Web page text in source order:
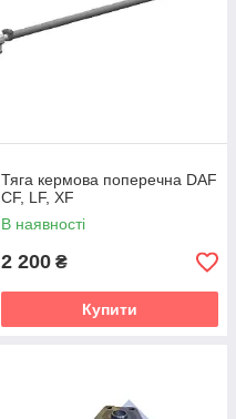
Тяга кермова поперечна DAF
CF, LF, XF
В наявності
2 200 ₴
Купити